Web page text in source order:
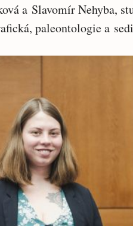
a Slavomír Nehyba,
paleontologie a